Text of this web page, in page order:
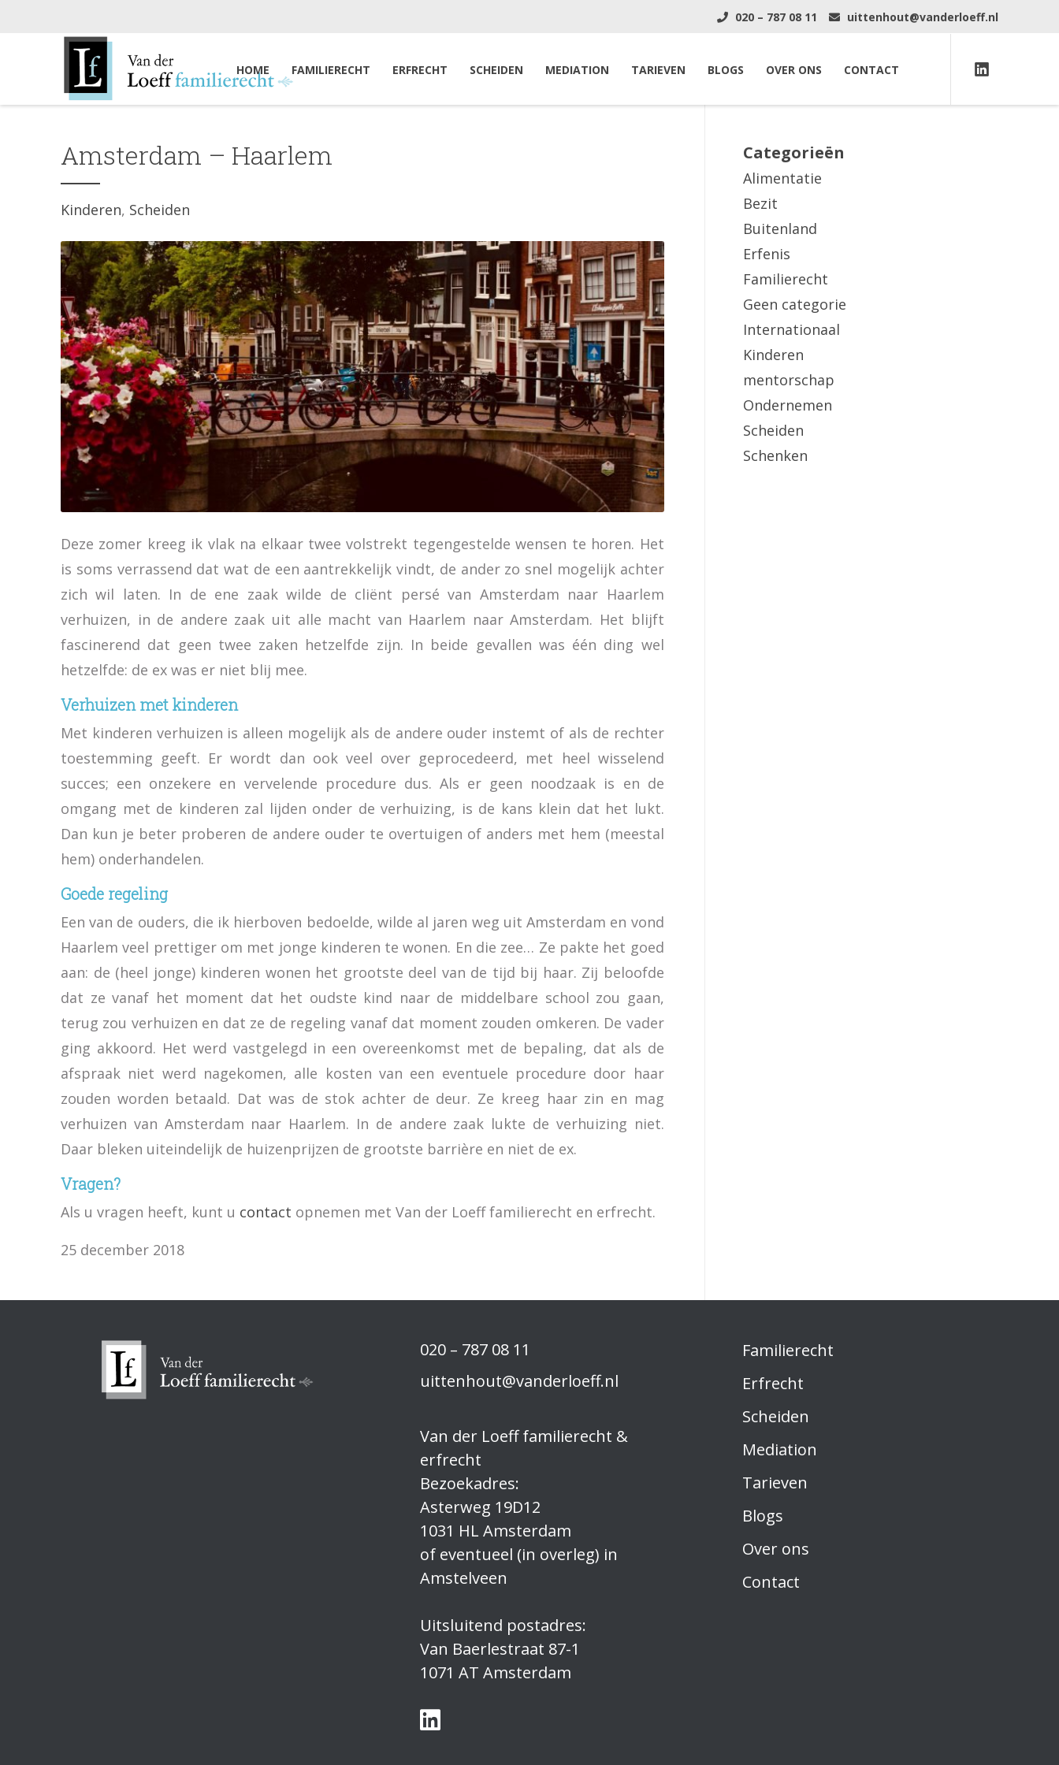
020 – 787 08 11 uittenhout@vanderloeff.nl
HOME FAMILIERECHT ERFRECHT SCHEIDEN MEDIATION TARIEVEN BLOGS OVER ONS CONTACT
Amsterdam – Haarlem
Kinderen Scheiden
Deze zomer kreeg ik vlak na elkaar twee volstrekt tegengestelde wensen te horen. Het
is soms verrassend dat wat de een aantrekkelijk vindt, de ander zo snel mogelijk achter
zich wil laten. In de ene zaak wilde de cliënt persé van Amsterdam naar Haarlem
verhuizen, in de andere zaak uit alle macht van Haarlem naar Amsterdam. Het blijft
fascinerend dat geen twee zaken hetzelfde zijn. In beide gevallen was één ding wel
hetzelfde: de ex was er niet blij mee.
Verhuizen met kinderen
Met kinderen verhuizen is alleen mogelijk als de andere ouder instemt of als de rechter
toestemming geeft. Er wordt dan ook veel over geprocedeerd, met heel wisselend
succes; een onzekere en vervelende procedure dus. Als er geen noodzaak is en de
omgang met de kinderen zal lijden onder de verhuizing, is de kans klein dat het lukt.
Dan kun je beter proberen de andere ouder te overtuigen of anders met hem (meestal
hem) onderhandelen.
Goede regeling
Een van de ouders, die ik hierboven bedoelde, wilde al jaren weg uit Amsterdam en vond
Haarlem veel prettiger om met jonge kinderen te wonen. En die zee… Ze pakte het goed
aan: de (heel jonge) kinderen wonen het grootste deel van de tijd bij haar. Zij beloofde
dat ze vanaf het moment dat het oudste kind naar de middelbare school zou gaan,
terug zou verhuizen en dat ze de regeling vanaf dat moment zouden omkeren. De vader
ging akkoord. Het werd vastgelegd in een overeenkomst met de bepaling, dat als de
afspraak niet werd nagekomen, alle kosten van een eventuele procedure door haar
zouden worden betaald. Dat was de stok achter de deur. Ze kreeg haar zin en mag
verhuizen van Amsterdam naar Haarlem. In de andere zaak lukte de verhuizing niet.
Daar bleken uiteindelijk de huizenprijzen de grootste barrière en niet de ex.
Vragen?
Als u vragen heeft, kunt u contact opnemen met Van der Loeff familierecht en erfrecht.
25 december 2018
Categorieën
Alimentatie
Bezit
Buitenland
Erfenis
Familierecht
Geen categorie
Internationaal
Kinderen
mentorschap
Ondernemen
Scheiden
Schenken
020 – 787 08 11
uittenhout@vanderloeff.nl
Van der Loeff familierecht &
erfrecht
Bezoekadres:
Asterweg 19D12
1031 HL Amsterdam
of eventueel (in overleg) in
Amstelveen
Uitsluitend postadres:
Van Baerlestraat 87-1
1071 AT Amsterdam
Familierecht
Erfrecht
Scheiden
Mediation
Tarieven
Blogs
Over ons
Contact